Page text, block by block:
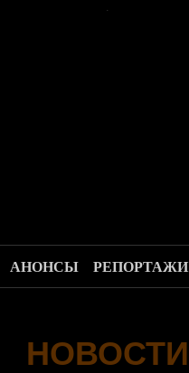
.
АНОНСЫ РЕПОРТАЖИ
НОВОСТИ